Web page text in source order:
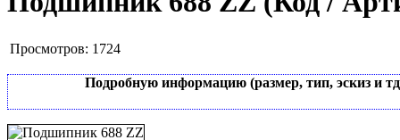
Просмотров: 1724
Подробную информацию (размер, тип, эскиз и